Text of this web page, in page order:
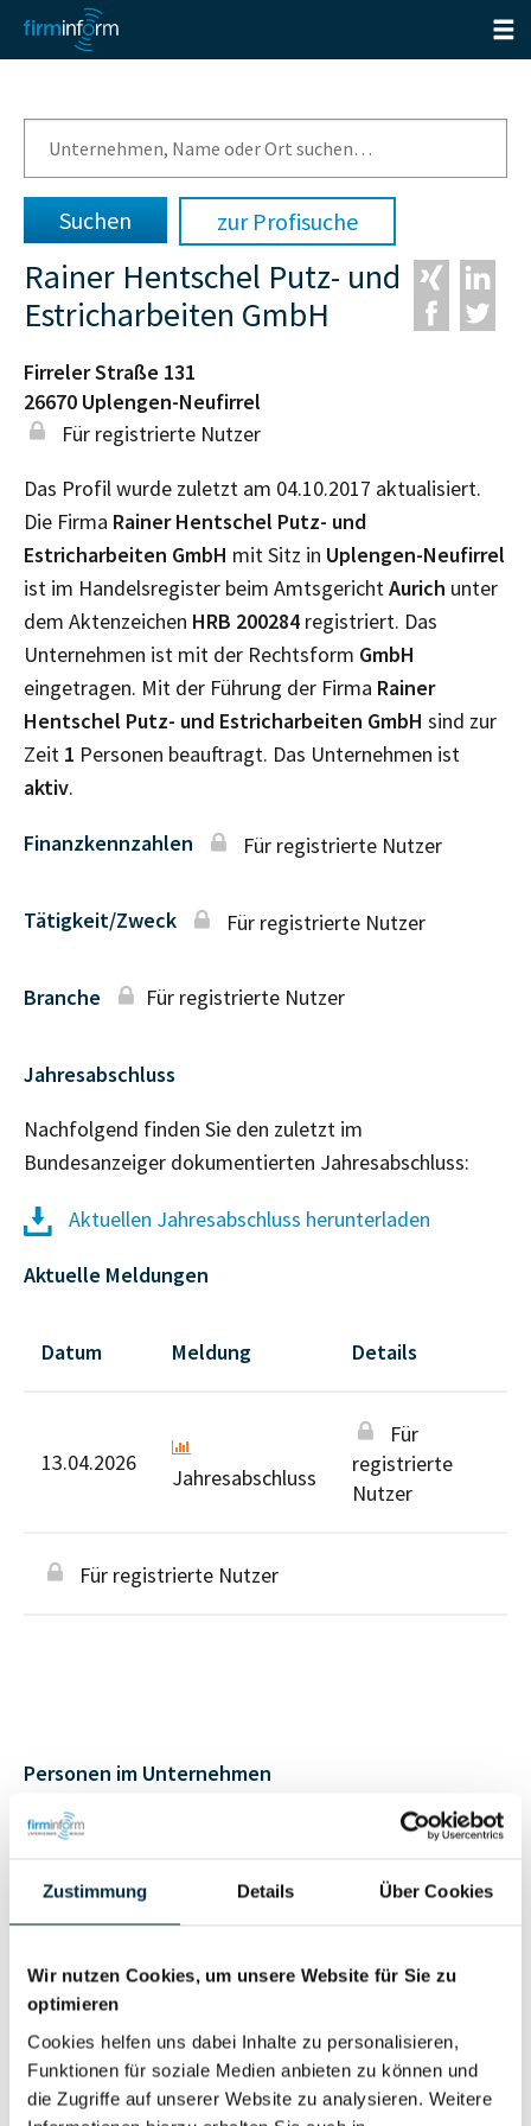
Zustimmung Details Über Cookies
Wir nutzen Cookies, um unsere Website für Sie zu
optimieren
Cookies helfen uns dabei Inhalte zu personalisieren,
Funktionen für soziale Medien anbieten zu können und
die Zugriffe auf unserer Website zu analysieren. Weitere
zur Profisuche
Rainer Hentschel Putz- und
Estricharbeiten GmbH
Firreler Straße 131
26670 Uplengen-Neufirrel
Für registrierte Nutzer
Das Profil wurde zuletzt am 04.10.2017 aktualisiert.
Die Firma Rainer Hentschel Putz- und
Estricharbeiten GmbH mit Sitz in Uplengen-Neufirrel
ist im Handelsregister beim AmtsgerichtAurich unter
dem Aktenzeichen HRB 200284 registriert. Das
Unternehmen ist mit der Rechtsform GmbH
eingetragen. Mit der Führung der Firma Rainer
Hentschel Putz- und Estricharbeiten GmbH sind zur
Zeit 1 Personen beauftragt. Das Unternehmen ist
aktiv.
Finanzkennzahlen Für registrierte Nutzer
Tätigkeit/Zweck Für registrierte Nutzer
Branche Für registrierte Nutzer
Jahresabschluss
Nachfolgend finden Sie den zuletzt im
Bundesanzeiger dokumentierten Jahresabschluss:
Aktuellen Jahresabschluss herunterladen
Aktuelle Meldungen
Datum Meldung Details
13.04.2026
Jahresabschluss
Für
registrierte
Nutzer
Für registrierte Nutzer
Personen im Unternehmen
Nutzer
Wirtschaftlich
Berechtigter
Vollständiges